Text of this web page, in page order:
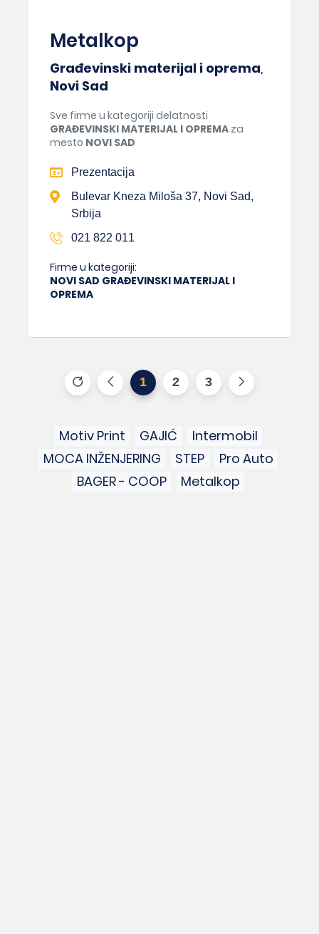
Metalkop
Građevinski materijal i oprema,
Novi Sad
Sve firme u kategoriji delatnosti
GRAĐEVINSKI MATERIJAL I OPREMA za
mesto NOVI SAD
Prezentacija
Bulevar Kneza Miloša 37, Novi Sad,
Srbija
021 822 011
Firme u kategoriji:
NOVI SAD GRAĐEVINSKI MATERIJAL I
OPREMA
1 2 3
Motiv Print GAJIĆ
Intermobil
MOCA INŽENJERING
STEP
Pro Auto
BAGER - COOP
Metalkop